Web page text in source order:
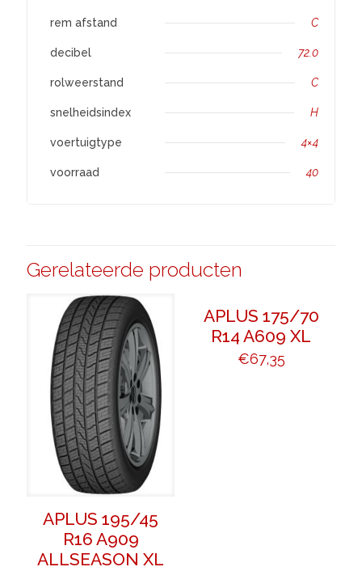
rem afstand C
decibel 72.0
rolweerstand C
snelheidsindex H
voertuigtype 4×4
voorraad 40
Gerelateerde producten
APLUS 195/45
R16 A909
ALLSEASON XL
APLUS 175/70
R14 A609 XL
€67,35